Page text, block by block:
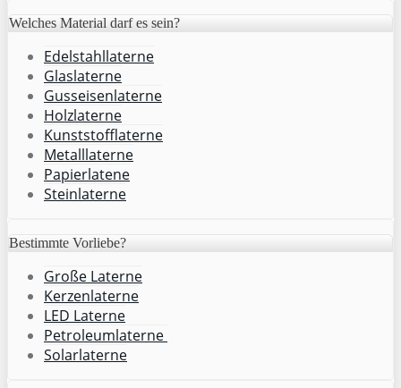
Welches Material darf es sein?
Edelstahllaterne
Glaslaterne
Gusseisenlaterne
Holzlaterne
Kunststofflaterne
Metalllaterne
Papierlatene
Steinlaterne
Bestimmte Vorliebe?
Große Laterne
Kerzenlaterne
LED Laterne
Petroleumlaterne
Solarlaterne